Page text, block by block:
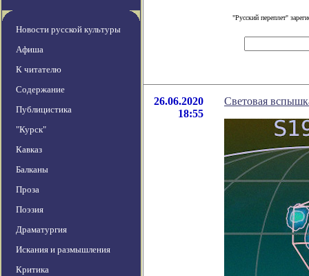
Новости русской культуры
Афиша
К читателю
Содержание
Публицистика
"Курск"
Кавказ
Балканы
Проза
Поэзия
Драматургия
Искания и размышления
Критика
"Русский переплет"
26.06.2020
18:55
Световая